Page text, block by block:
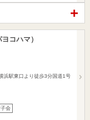
コハマ）
浜駅東口より徒歩3分国道1号
会